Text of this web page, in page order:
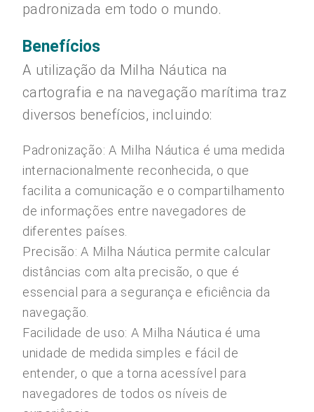
padronizada em todo o mundo.
Benefícios
A utilização da Milha Náutica na
cartografia e na navegação marítima traz
diversos benefícios, incluindo:
Padronização: A Milha Náutica é uma medida
internacionalmente reconhecida, o que
facilita a comunicação e o compartilhamento
de informações entre navegadores de
diferentes países.
Precisão: A Milha Náutica permite calcular
distâncias com alta precisão, o que é
essencial para a segurança e eficiência da
navegação.
Facilidade de uso: A Milha Náutica é uma
unidade de medida simples e fácil de
entender, o que a torna acessível para
navegadores de todos os níveis de